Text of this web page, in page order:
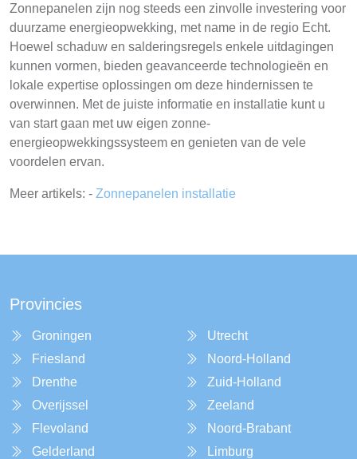
Zonnepanelen zijn nog steeds een zinvolle investering voor
duurzame energieopwekking, met name in de regio Echt.
Hoewel schaduw en salderingsregels enkele uitdagingen
kunnen vormen, bieden geavanceerde technologieën en
lokale expertise oplossingen om deze hindernissen te
overwinnen. Met de juiste informatie en installatie kunt u
van start gaan met uw eigen zonne-
energieopwekkingssysteem en genieten van de vele
voordelen ervan.
Meer artikels: - Zonnepanelen installatie
Provincies
Groningen
Friesland
Drenthe
Overijssel
Flevoland
Gelderland
Utrecht
Noord-Holland
Zuid-Holland
Zeeland
Noord-Brabant
Limburg